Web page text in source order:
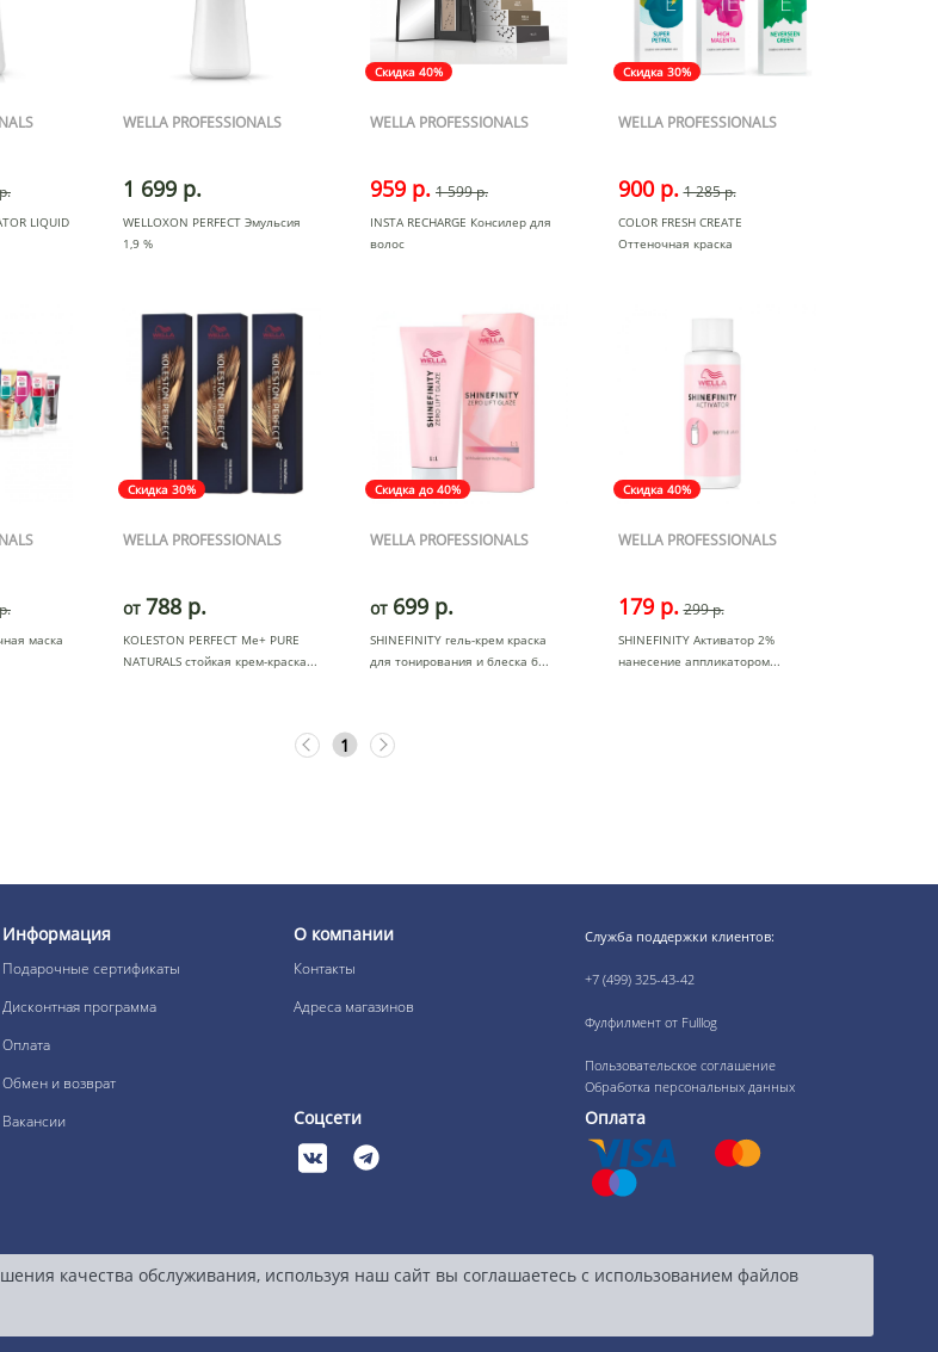
LIQUID
WELLA PROFESSIONALS
1 699 р.
WELLOXON PERFECT Эмульсия
1,9 %
Скидка 40%
WELLA PROFESSIONALS
959 р. 1 599 р.
INSTA RECHARGE Консилер для
волос
Скидка 30%
WELLA PROFESSIONALS
900 р. 1 285 р.
COLOR FRESH CREATE
Оттеночная краска
маска
Скидка 30%
WELLA PROFESSIONALS
от 788 р.
KOLESTON PERFECT Me+ PURE
NATURALS стойкая крем-краска
Скидка до 40%
WELLA PROFESSIONALS
от 699 р.
SHINEFINITY гель-крем краска
для тонирования и блеска б
Скидка 40%
WELLA PROFESSIONALS
179 р. 299 р.
SHINEFINITY Активатор 2%
нанесение аппликатором
1
Информация
Подарочные сертификаты
Дисконтная программа
Оплата
Обмен и возврат
Вакансии
О компании
Контакты
Адреса магазинов
Служба поддержки клиентов:
+7 (499) 325-43-42
Фулфилмент от Fulllog
Пользовательское соглашение
Обработка персональных данных
Соцсети Оплата
качества обслуживания, используя наш сайт вы соглашаетесь с использованием файлов